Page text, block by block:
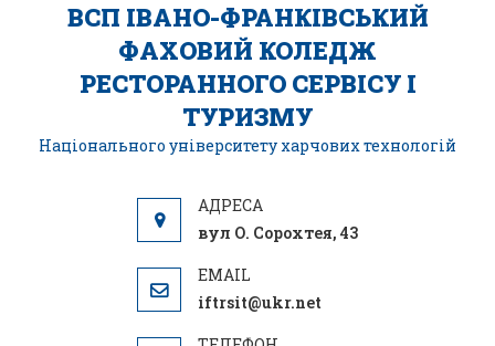
ВСП ІВАНО-ФРАНКІВСЬКИЙ
ФАХОВИЙ КОЛЕДЖ
РЕСТОРАННОГО СЕРВІСУ І
ТУРИЗМУ
Національного університету харчових технологій
вул О. Сорохтея, 43
iftrsit@ukr.net